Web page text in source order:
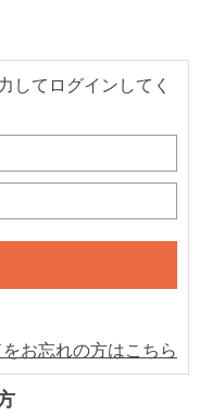
してログインしてく
お忘れの方はこちら